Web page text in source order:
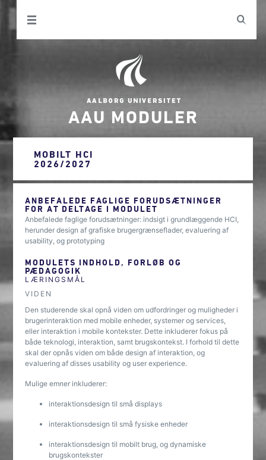
AAU MODULER
MOBILT HCI
2026/2027
ANBEFALEDE FAGLIGE FORUDSÆTNINGER
FOR AT DELTAGE I MODULET
Anbefalede faglige forudsætninger: indsigt i grundlæggende HCI,
herunder design af grafiske brugergrænseflader, evaluering af
usability, og prototyping
MODULETS INDHOLD, FORLØB OG
PÆDAGOGIK
LÆRINGSMÅL
VIDEN
Den studerende skal opnå viden om udfordringer og muligheder i
brugerinteraktion med mobile enheder, systemer og services,
eller interaktion i mobile kontekster. Dette inkluderer fokus på
både teknologi, interaktion, samt brugskontekst. I forhold til dette
skal der opnås viden om både design af interaktion, og
evaluering af disses usability og user experience.
Mulige emner inkluderer:
interaktionsdesign til små displays
interaktionsdesign til små fysiske enheder
interaktionsdesign til mobilt brug, og dynamiske
brugskontekster